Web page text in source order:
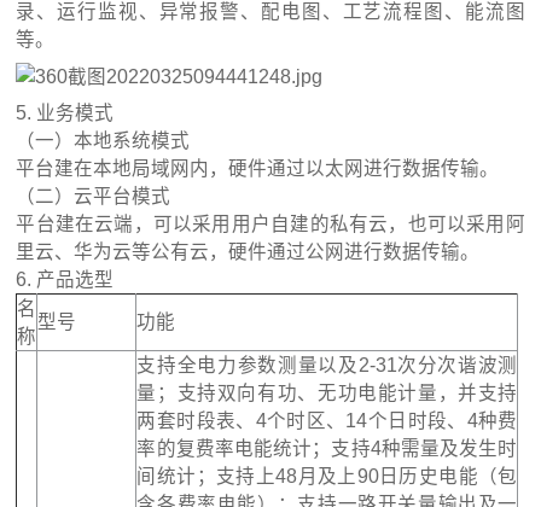
录、运行监视、异常报警、配电图、工艺流程图、能流图
等。
5. 业务模式
（一）本地系统模式
平台建在本地局域网内，硬件通过以太网进行数据传输。
（二）云平台模式
平台建在云端，可以采用用户自建的私有云，也可以采用阿
里云、华为云等公有云，硬件通过公网进行数据传输。
6. 产品选型
名
称
型号 功能
支持全电力参数测量以及2-31次分次谐波测
量；支持双向有功、无功电能计量，并支持
两套时段表、4个时区、14个日时段、4种费
率的复费率电能统计；支持4种需量及发生时
间统计；支持上48月及上90日历史电能（包